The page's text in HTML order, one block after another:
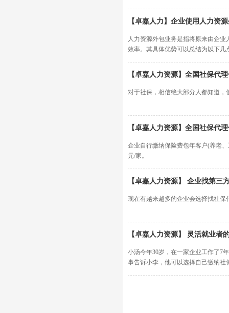
【卓嘉人力】企业使用人力资
人力资源外包业务是指将原来由企
效率。其具体优势可以总结为以下几
【卓嘉人力资源】全国社保代
对于社保，相信绝大部分人都知道
【卓嘉人力资源】全国社保代
企业自行缴纳保险费包年客户(养老
元/家。
【卓嘉人力资源】 企业找第三
现在有越来越多的企业会选择找社
【卓嘉人力资源】 灵活就业者
小汤今年30岁，在一家企业工作了7
事告诉小李，他可以选择自己缴纳社